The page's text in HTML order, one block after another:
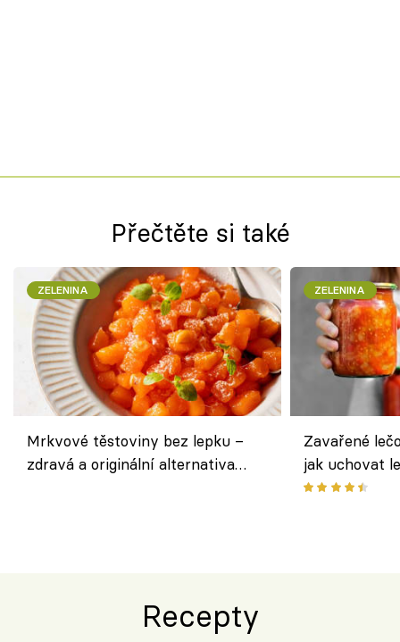
Přečtěte si také
ZELENINA
Mrkvové těstoviny bez lepku –
zdravá a originální alternativa
ZELENINA
Zavařené
jak uchovat
Recepty